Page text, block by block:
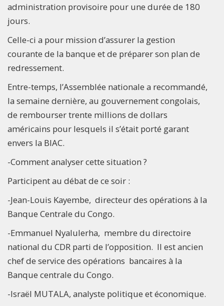
administration provisoire pour une durée de 180
jours.
Celle-ci a pour mission d’assurer la gestion
courante de la banque et de préparer son plan de
redressement.
Entre-temps, l’Assemblée nationale a recommandé,
la semaine dernière, au gouvernement congolais,
de rembourser trente millions de dollars
américains pour lesquels il s’était porté garant
envers la BIAC.
-Comment analyser cette situation ?
Participent au débat de ce soir :
-Jean-Louis Kayembe, directeur des opérations à la
Banque Centrale du Congo.
-Emmanuel Nyalulerha, membre du directoire
national du CDR parti de l’opposition. Il est ancien
chef de service des opérations bancaires à la
Banque centrale du Congo.
-Israël MUTALA, analyste politique et économique.